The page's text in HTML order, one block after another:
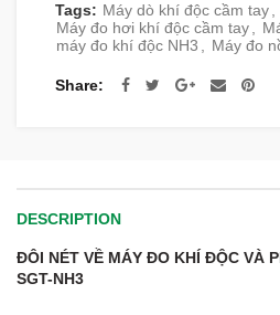
Tags: Máy dò khí độc cầm tay,
Máy đo hơi khí độc cầm tay,
máy đo khí độc NH3 , Máy đo
Share
DESCRIPTION
ĐÔI NÉT VỀ MÁY ĐO KHÍ ĐỘC VÀ
SGT-NH3